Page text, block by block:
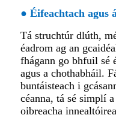
● Éifeachtach agus
Tá struchtúr dlúth,
éadrom ag an
fhágann go bhfuil sé
agus a chothabháil.
buntáisteach i
céanna, tá sé simplí
oibreacha